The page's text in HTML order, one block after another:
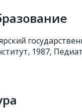
1987,